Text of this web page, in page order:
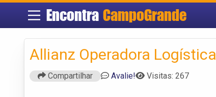
Encontra CampoGrande
Allianz Operadora Logística
Compartilhar Avalie! Visitas: 267